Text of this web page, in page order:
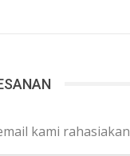
kami rahasiakan